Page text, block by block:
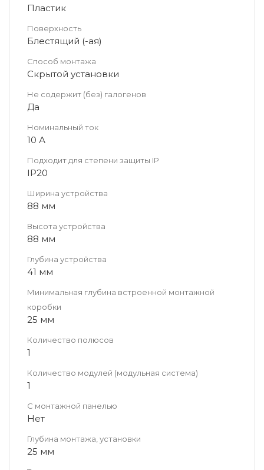
Пластик
Поверхность
Блестящий (-ая)
Способ монтажа
Скрытой установки
Не содержит (без) галогенов
Да
Номинальный ток
10 А
Подходит для степени защиты IP
IP20
Ширина устройства
88 мм
Высота устройства
88 мм
Глубина устройства
41 мм
Минимальная глубина встроенной монтажной
коробки
25 мм
Количество полюсов
1
Количество модулей (модульная система)
1
С монтажной панелью
Нет
Глубина монтажа, установки
25 мм